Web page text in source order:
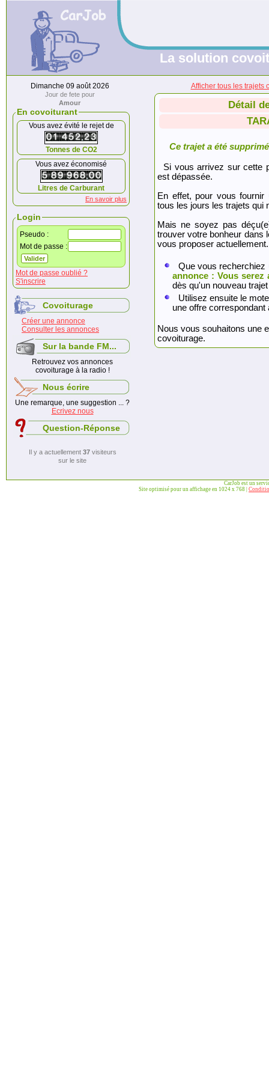
La solution
Dimanche 09 août 2026
Jour de fete pour
Amour
En covoiturant
Vous avez évité le rejet de
Tonnes de CO2
Vous avez économisé
Litres de Carburant
En savoir plus
Login
Pseudo :
Mot de passe :
Mot de passe oublié ?
S'inscrire
Covoiturage
Créer une annonce
Consulter les annonces
Sur la bande FM...
Retrouvez vos annonces
covoiturage à la radio !
Nous écrire
Une remarque, une suggestion ... ?
Ecrivez nous
Question-Réponse
Il y a actuellement 37visiteurs
sur le site
Afficher tous les trajets
Détail
Ce trajet a été
Si vous arrivez sur cette
est dépassée.
En effet, pour vous fournir
tous les jours les trajets qui
Mais ne soyez pas
trouver votre bonheur dans
vous proposer actuellement.
Que vous
annonce : Vous serez
dès qu'un nouveau
Utilisez ensuite le
une offre
Nous vous souhaitons une
covoiturage.
CarJob est un
Site optimisé pour un affichage en 1024 x 768 |